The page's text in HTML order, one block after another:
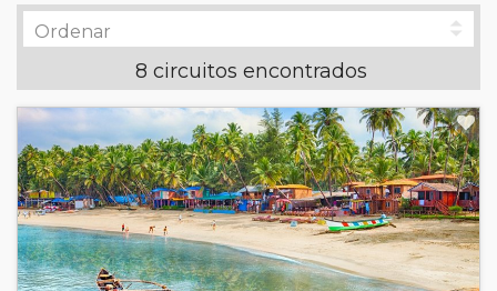
8 circuitos encontrados